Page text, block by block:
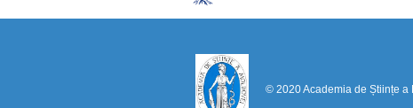
© 2020 Academia de Științe a